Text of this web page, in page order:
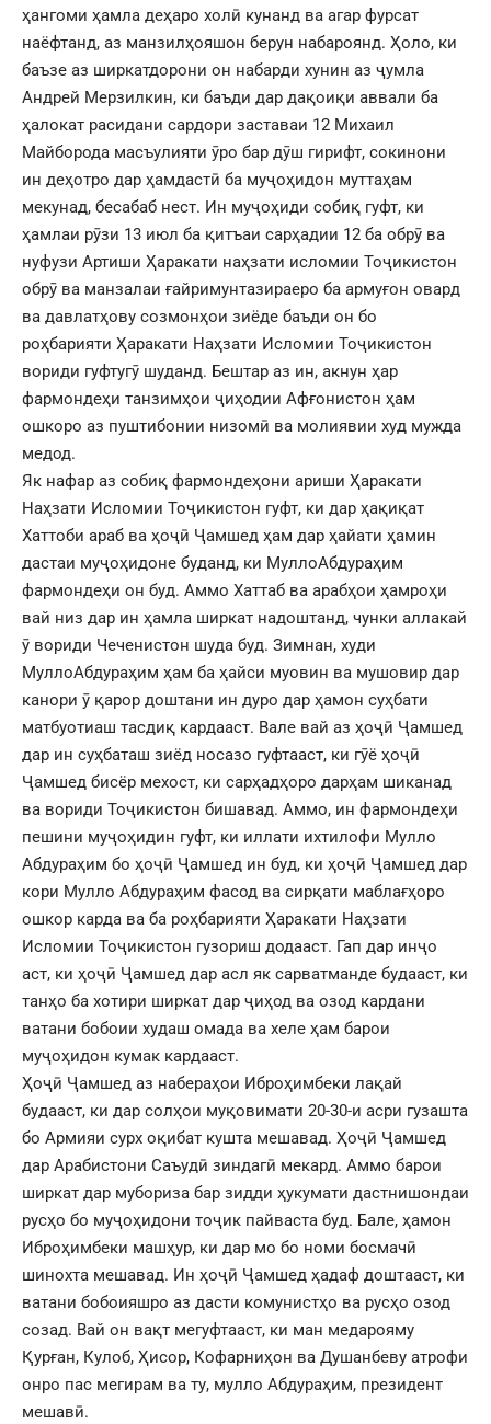
ҳангоми ҳамла деҳаро холӣ кунанд ва агар фурсат
наёфтанд, аз манзилҳояшон берун набароянд. Ҳоло, ки
баъзе аз ширкатдорони он набарди хунин аз ҷумла
Андрей Мерзилкин, ки баъди дар дақоиқи аввали ба
ҳалокат расидани сардори заставаи 12 Михаил
Майборода масъулияти ӯро бар дӯш гирифт, сокинони
ин деҳотро дар ҳамдастӣ ба муҷоҳидон муттаҳам
мекунад, бесабаб нест. Ин муҷоҳиди собиқ гуфт, ки
ҳамлаи рӯзи 13 июл ба қитъаи сарҳадии 12 ба обрӯ ва
нуфузи Артиши Ҳаракати наҳзати исломии Тоҷикистон
обрӯ ва манзалаи ғайримунтазираеро ба армуғон овард
ва давлатҳову созмонҳои зиёде баъди он бо
роҳбарияти Ҳаракати Наҳзати Исломии Тоҷикистон
вориди гуфтугӯ шуданд. Бештар аз ин, акнун ҳар
фармондеҳи танзимҳои ҷиҳодии Афғонистон ҳам
ошкоро аз пуштибонии низомӣ ва молиявии худ мужда
медод.
Як нафар аз собиқ фармондеҳони ариши Ҳаракати
Наҳзати Исломии Тоҷикистон гуфт, ки дар ҳақиқат
Хаттоби араб ва ҳоҷӣ Ҷамшед ҳам дар ҳайати ҳамин
дастаи муҷоҳидоне буданд, ки МуллоАбдураҳим
фармондеҳи он буд. Аммо Хаттаб ва арабҳои ҳамроҳи
вай низ дар ин ҳамла ширкат надоштанд, чунки аллакай
ӯ вориди Чеченистон шуда буд. Зимнан, худи
МуллоАбдураҳим ҳам ба ҳайси муовин ва мушовир дар
канори ӯ қарор доштани ин дуро дар ҳамон суҳбати
матбуотиаш тасдиқ кардааст. Вале вай аз ҳоҷӣ Ҷамшед
дар ин суҳбаташ зиёд носазо гуфтааст, ки гӯё ҳоҷӣ
Ҷамшед бисёр мехост, ки сарҳадҳоро дарҳам шиканад
ва вориди Тоҷикистон бишавад. Аммо, ин фармондеҳи
пешини муҷоҳидин гуфт, ки иллати ихтилофи Мулло
Абдураҳим бо ҳоҷӣ Ҷамшед ин буд, ки ҳоҷӣ Ҷамшед дар
кори Мулло Абдураҳим фасод ва сирқати маблағҳоро
ошкор карда ва ба роҳбарияти Ҳаракати Наҳзати
Исломии Тоҷикистон гузориш додааст. Гап дар инҷо
аст, ки ҳоҷӣ Ҷамшед дар асл як сарватманде будааст, ки
танҳо ба хотири ширкат дар ҷиҳод ва озод кардани
ватани бобоии худаш омада ва хеле ҳам барои
муҷоҳидон кумак кардааст.
Ҳоҷӣ Ҷамшед аз набераҳои Иброҳимбеки лақай
будааст, ки дар солҳои муқовимати 20-30-и асри гузашта
бо Армияи сурх оқибат кушта мешавад. Ҳоҷӣ Ҷамшед
дар Арабистони Саъудӣ зиндагӣ мекард. Аммо барои
ширкат дар мубориза бар зидди ҳукумати дастнишондаи
русҳо бо муҷоҳидони тоҷик пайваста буд. Бале, ҳамон
Иброҳимбеки машҳур, ки дар мо бо номи босмачӣ
шинохта мешавад. Ин ҳоҷӣ Ҷамшед ҳадаф доштааст, ки
ватани бобоияшро аз дасти комунистҳо ва русҳо озод
созад. Вай он вақт мегуфтааст, ки ман медарояму
Қурған, Кулоб, Ҳисор, Кофарниҳон ва Душанбеву атрофи
онро пас мегирам ва ту, мулло Абдураҳим, президент
мешавӣ.